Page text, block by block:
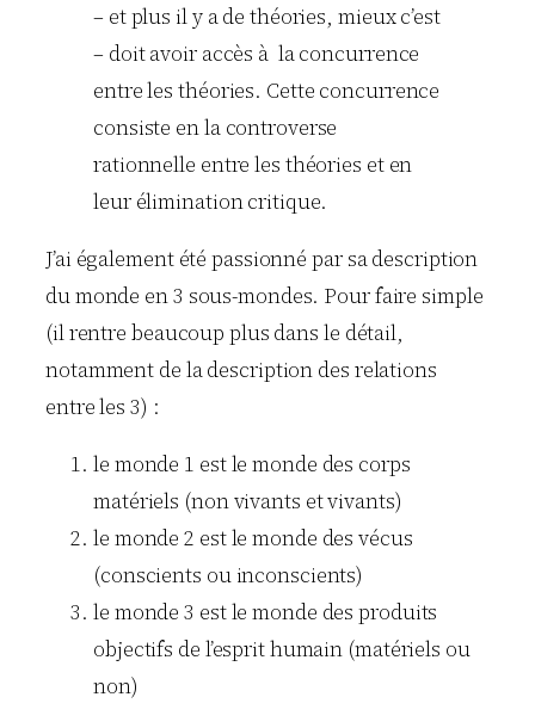
– et plus il y a de théories, mieux c’est
– doit avoir accès à la concurrence
entre les théories. Cette concurrence
consiste en la controverse
rationnelle entre les théories et en
leur élimination critique.
J’ai également été passionné par sa description
du monde en 3 sous-mondes. Pour faire simple
(il rentre beaucoup plus dans le détail,
notamment de la description des relations
entre les 3) :
le monde 1 est le monde des corps
matériels (non vivants et vivants)
le monde 2 est le monde des vécus
(conscients ou inconscients)
le monde 3 est le monde des produits
objectifs de l’esprit humain (matériels ou
non)